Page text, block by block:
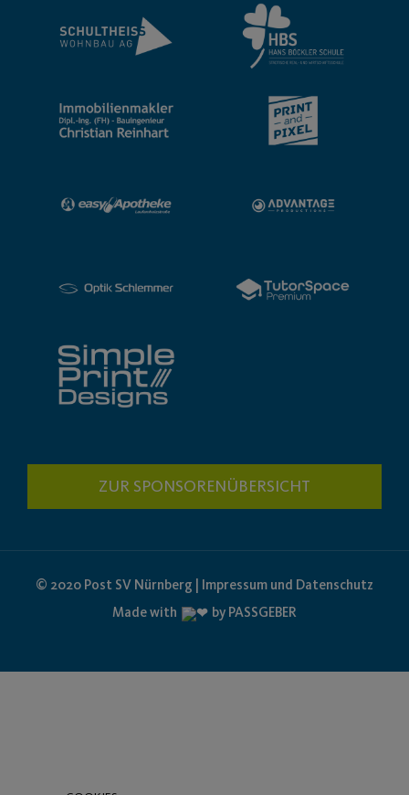
ZUR SPONSORENÜBERSICHT
© 2020 Post SV Nürnberg | Impressum und Datenschutz
Made with
by PASSGEBER